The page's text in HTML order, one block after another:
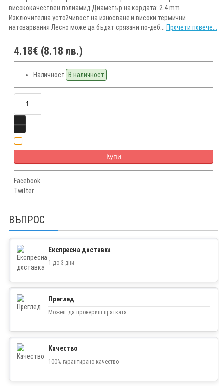
висококачествен полиамид Диаметър на кордата: 2.4 mm
Изключителна устойчивост на износване и високи термични
натоварвания Лесно може да бъдат срязани по-деб... Прочети повече...
4.18€ (8.18 лв.)
Наличност В наличност
Купи
Facebook
Twitter
ВЪПРОС
Експресна доставка
1 до 3 дни
Преглед
Можеш да провериш пратката
Качество
100% гарантирано качество